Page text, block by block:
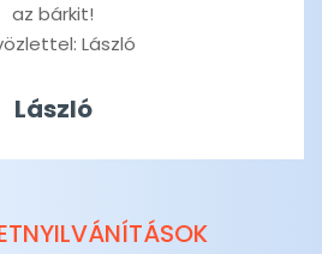
az bárkit!
László
László